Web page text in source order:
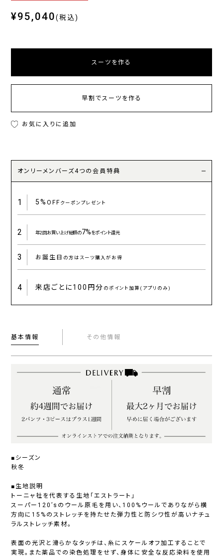
¥95,040(税込)
スーツを作る
早割でスーツを作る
お気に入りに追加
オンリーメンバーズ4つの会員特典
1 5%OFFクーポンプレゼント
2 年2回お買い上げ総額の7%をポイント還元
3 お誕生日 の方はスーツ購入がお得
4 来店ごとに100円分 のポイント加算(アプリのみ)
基本情報 その他情報
■シーズン
秋冬
■生地説明
トーニャ社を代表する生地「エストラート」
スーパー120’sのウール原毛を用い、100%ウールでありながら横
方向に15%のストレッチを持たせた弾力性と防シワ性が高いナチュ
ラルストレッチ素材。
表面の光沢と滑らかなタッチは、糸にスケールオフ加工することで
実現。また薬品での染色処理をせず、身体に安全な反応染料を使用